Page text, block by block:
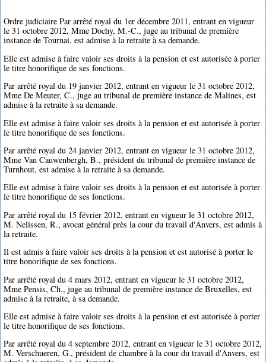
Ordre judiciaire Par arrêté royal du 1er décembre 2011, entrant en vigueur
le 31 octobre 2012, Mme Dochy, M.-C., juge au tribunal de première
instance de Tournai, est admise à la retraite à sa demande.
Elle est admise à faire valoir ses droits à la pension et est autorisée à porter
le titre honorifique de ses fonctions.
Par arrêté royal du 19 janvier 2012, entrant en vigueur le 31 octobre 2012,
Mme De Meuter, C., juge au tribunal de première instance de Malines, est
admise à la retraite à sa demande.
Elle est admise à faire valoir ses droits à la pension et est autorisée à porter
le titre honorifique de ses fonctions.
Par arrêté royal du 24 janvier 2012, entrant en vigueur le 31 octobre 2012,
Mme Van Cauwenbergh, B., président du tribunal de première instance de
Turnhout, est admise à la retraite à sa demande.
Elle est admise à faire valoir ses droits à la pension et est autorisée à porter
le titre honorifique de ses fonctions.
Par arrêté royal du 15 février 2012, entrant en vigueur le 31 octobre 2012,
M. Nelissen, R., avocat général près la cour du travail d'Anvers, est admis à
la retraite.
Il est admis à faire valoir ses droits à la pension et est autorisé à porter le
titre honorifique de ses fonctions.
Par arrêté royal du 4 mars 2012, entrant en vigueur le 31 octobre 2012,
Mme Pensis, Ch., juge au tribunal de première instance de Bruxelles, est
admise à la retraite, à sa demande.
Elle est admise à faire valoir ses droits à la pension et est autorisée à porter
le titre honorifique de ses fonctions.
Par arrêté royal du 4 septembre 2012, entrant en vigueur le 31 octobre 2012,
M. Verschueren, G., président de chambre à la cour du travail d'Anvers, est